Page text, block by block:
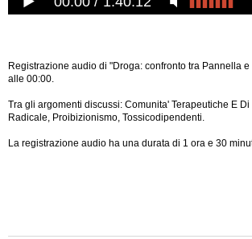
Registrazione audio di "Droga: confronto tra Pannella
alle 00:00.
Tra gli argomenti discussi: Comunita' Terapeutiche E
Radicale, Proibizionismo, Tossicodipendenti.
La registrazione audio ha una durata di 1 ora e 30